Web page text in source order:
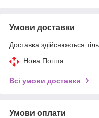
Умови доставки
Доставка здійснюється
Нова Пошта
Всі умови доставки
Умови оплати